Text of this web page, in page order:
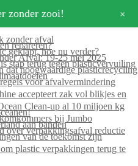
zonder afval
repareren?
geklapt, hoe nu verder?
Afval: 19-25 mei 2025
stap terug tegen plasticvervuiling
dat hoogwaardige plasticrecycling
voor afvalvermindering
accepteert zak vol blikjes en
Clean-up al 10 miljoen kg
bij Jumbo
aan banden
over verpakkingsafval reductie
van de toekomst zijn
plastic verpakkingen terug te
zonder zooi! +